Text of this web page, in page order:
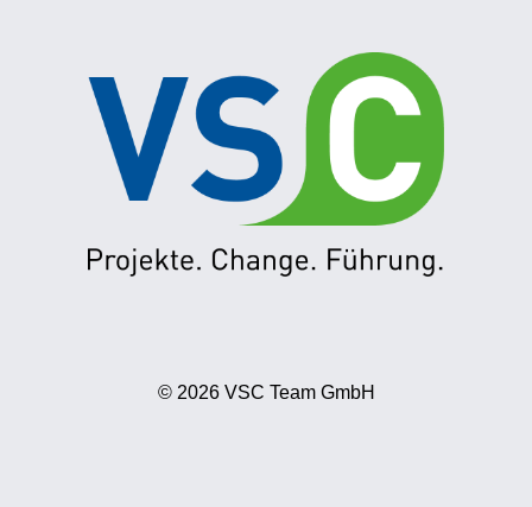
© 2026 VSC Team GmbH